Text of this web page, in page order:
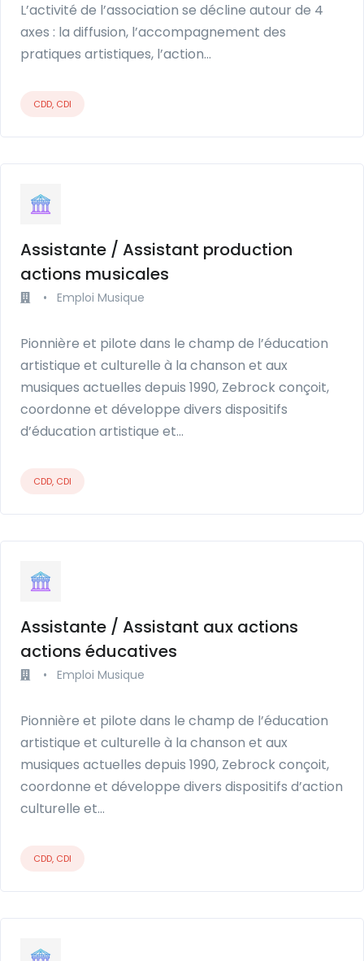
L’activité de l’association se décline autour de 4
axes : la diffusion, l’accompagnement des
pratiques artistiques, l’action…
CDD, CDI
Assistante / Assistant production
actions musicales
• Emploi Musique
Pionnière et pilote dans le champ de l’éducation
artistique et culturelle à la chanson et aux
musiques actuelles depuis 1990, Zebrock conçoit,
coordonne et développe divers dispositifs
d’éducation artistique et…
CDD, CDI
Assistante / Assistant aux actions
actions éducatives
• Emploi Musique
Pionnière et pilote dans le champ de l’éducation
artistique et culturelle à la chanson et aux
musiques actuelles depuis 1990, Zebrock conçoit,
coordonne et développe divers dispositifs d’action
culturelle et…
CDD, CDI